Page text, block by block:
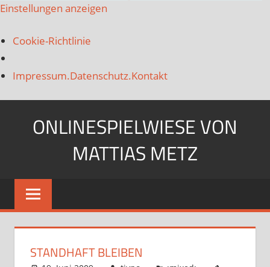
Einstellungen anzeigen
Cookie-Richtlinie
Impressum.Datenschutz.Kontakt
ONLINESPIELWIESE VON
MATTIAS METZ
Pfadfinder.
SciFi-
Gärtner?
STANDHAFT BLEIBEN